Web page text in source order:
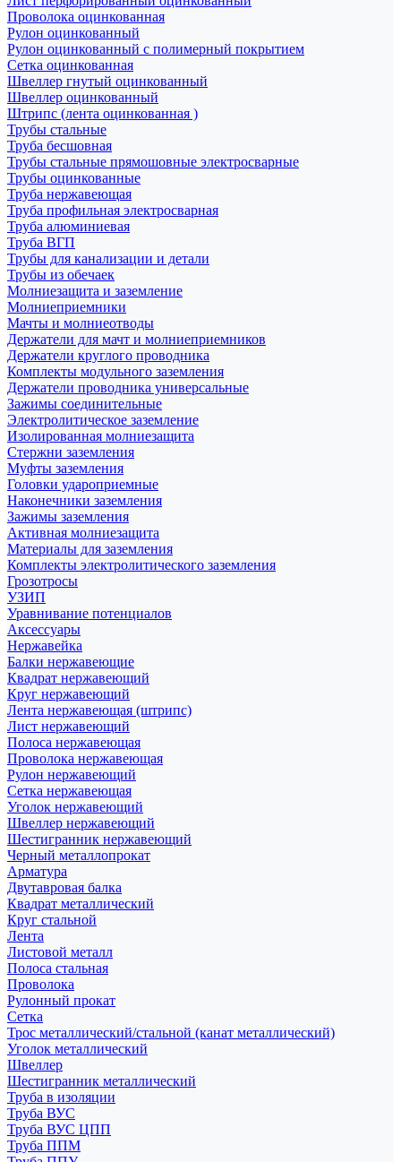
Проволока оцинкованная
Рулон оцинкованный
Рулон оцинкованный с полимерный покрытием
Сетка оцинкованная
Швеллер гнутый оцинкованный
Швеллер оцинкованный
Штрипс (лента оцинкованная )
Трубы стальные
Труба бесшовная
Трубы стальные прямошовные электросварные
Трубы оцинкованные
Труба нержавеющая
Труба профильная электросварная
Труба алюминиевая
Труба ВГП
Трубы для канализации и детали
Трубы из обечаек
Молниезащита и заземление
Молниеприемники
Мачты и молниеотводы
Держатели для мачт и молниеприемников
Держатели круглого проводника
Комплекты модульного заземления
Держатели проводника универсальные
Зажимы соединительные
Электролитическое заземление
Изолированная молниезащита
Стержни заземления
Муфты заземления
Головки удароприемные
Наконечники заземления
Зажимы заземления
Активная молниезащита
Материалы для заземления
Комплекты электролитического заземления
Грозотросы
УЗИП
Уравнивание потенциалов
Аксессуары
Нержавейка
Балки нержавеющие
Квадрат нержавеющий
Круг нержавеющий
Лента нержавеющая (штрипс)
Лист нержавеющий
Полоса нержавеющая
Проволока нержавеющая
Рулон нержавеющий
Сетка нержавеющая
Уголок нержавеющий
Швеллер нержавеющий
Шестигранник нержавеющий
Черный металлопрокат
Арматура
Двутавровая балка
Квадрат металлический
Круг стальной
Лента
Листовой металл
Полоса стальная
Проволока
Рулонный прокат
Сетка
Трос металлический/стальной (канат металлический)
Уголок металлический
Швеллер
Шестигранник металлический
Труба в изоляции
Труба ВУС
Труба ВУС ЦПП
Труба ППМ